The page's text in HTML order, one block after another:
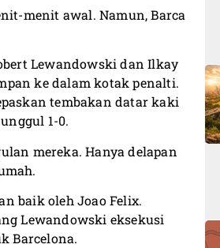
menit awal. Namun, Barca
Lewandowski dan Ilkay
ke dalam kotak penalti.
tembakan datar kaki
1-0.
mereka. Hanya delapan
baik oleh Joao Felix.
Lewandowski eksekusi
Barcelona.